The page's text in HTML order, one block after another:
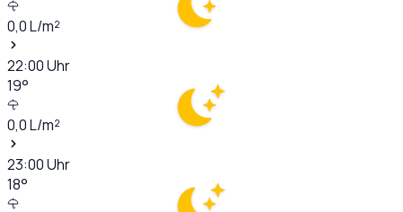
0,0L/m²
22:00Uhr
19°
0,0L/m²
23:00Uhr
18°